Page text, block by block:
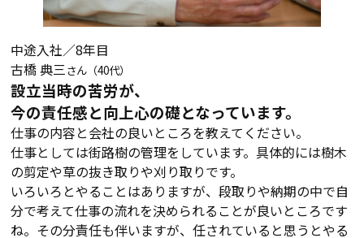
中途入社／8年目
古橋 典三さん（40代）
設立当時の苦労が、
今の責任感と向上心の礎となっています。
仕事の内容と会社の良いところを教えてください。
仕事としては街路樹の管理をしています。具体的には樹木
の剪定や草の抜き取りや刈り取りです。
いろいろとやることはありますが、段取りや納期の中で自
分で考えて仕事の流れを決められることが良いところです
ね。その分責任も伴いますが、任されていると思うとやる